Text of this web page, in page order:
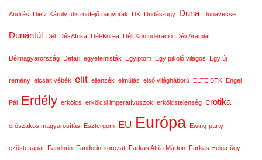
András Dietz Károly disznófejű nagyurak DK Dudás-ügy Duna Dunavecse
Dunántúl Dél Dél-Afrika Dél-Korea Déli Konföderáció Déli Áramlat
Délmagyarország Détári egyetemisták Egyiptom Egy pikoló világos Egy új
remény elcsalt vébék elit ellenzék elmúlás első világháború ELTE BTK Engel
Pál Erdély erkölcs erkölcsi imperatívuszok erkölcstelenség erotika
erőszakos magyarosítás Esztergom EU Európa Ewing-party
ezüstcsapat Fandorin Fandorin-sorozat Farkas Attila Márton Farkas Helga-ügy